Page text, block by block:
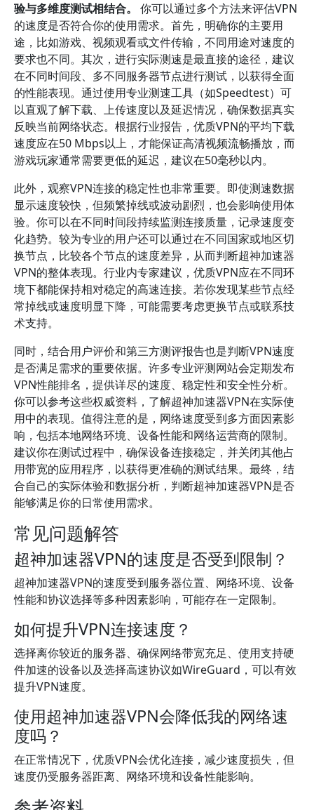
验与多维度测试相结合。
你可以通过多个方法来评估VPN
的速度是否符合你的使用需求。首先，明确你的主要用
途，比如游戏、视频观看或文件传输，不同用途对速度的
要求也不同。其次，进行实际测速是最直接的途径，建议
在不同时间段、多不同服务器节点进行测试，以获得全面
的性能表现。通过使用专业测速工具（如Speedtest）可
以直观了解下载、上传速度以及延迟情况，确保数据真实
反映当前网络状态。根据行业报告，优质VPN的平均下载
速度应在50 Mbps以上，才能保证高清视频流畅播放，而
游戏玩家通常需要更低的延迟，建议在50毫秒以内。
此外，观察VPN连接的稳定性也非常重要。即使测速数据
显示速度较快，但频繁掉线或波动剧烈，也会影响使用体
验。你可以在不同时间段持续监测连接质量，记录速度变
化趋势。较为专业的用户还可以通过在不同国家或地区切
换节点，比较各个节点的速度差异，从而判断超神加速器
VPN的整体表现。行业内专家建议，优质VPN应在不同环
境下都能保持相对稳定的高速连接。若你发现某些节点经
常掉线或速度明显下降，可能需要考虑更换节点或联系技
术支持。
同时，结合用户评价和第三方测评报告也是判断VPN速度
是否满足需求的重要依据。许多专业评测网站会定期发布
VPN性能排名，提供详尽的速度、稳定性和安全性分析。
你可以参考这些权威资料，了解超神加速器VPN在实际使
用中的表现。值得注意的是，网络速度受到多方面因素影
响，包括本地网络环境、设备性能和网络运营商的限制。
建议你在测试过程中，确保设备连接稳定，并关闭其他占
用带宽的应用程序，以获得更准确的测试结果。最终，结
合自己的实际体验和数据分析，判断超神加速器VPN是否
能够满足你的日常使用需求。
常见问题解答
超神加速器VPN的速度是否受到限制？
超神加速器VPN的速度受到服务器位置、网络环境、设备
性能和协议选择等多种因素影响，可能存在一定限制。
如何提升VPN连接速度？
选择离你较近的服务器、确保网络带宽充足、使用支持硬
件加速的设备以及选择高速协议如WireGuard，可以有效
提升VPN速度。
使用超神加速器VPN会降低我的网络速
度吗？
在正常情况下，优质VPN会优化连接，减少速度损失，但
速度仍受服务器距离、网络环境和设备性能影响。